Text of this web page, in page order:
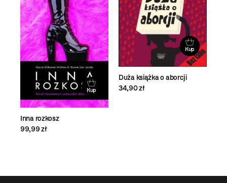
Kup
Inna rozkosz
99,99 zł
Kup
Duża książka o aborcji
34,90 zł